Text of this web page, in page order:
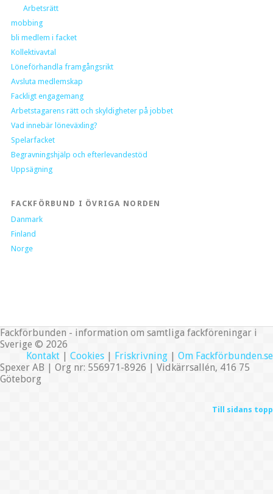
Arbetsrätt
mobbing
bli medlem i facket
Kollektivavtal
Löneförhandla framgångsrikt
Avsluta medlemskap
Fackligt engagemang
Arbetstagarens rätt och skyldigheter på jobbet
Vad innebär löneväxling?
Spelarfacket
Begravningshjälp och efterlevandestöd
Uppsägning
FACKFÖRBUND I ÖVRIGA NORDEN
Danmark
Finland
Norge
Fackförbunden - information om samtliga fackföreningar i
Sverige © 2026
Kontakt | Cookies | Friskrivning | Om Fackförbunden.se
Spexer AB | Org nr: 556971-8926 | Vidkärrsallén, 416 75
Göteborg
Till sidans topp